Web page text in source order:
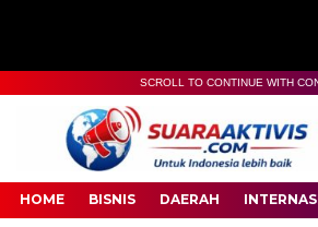
00:00
SCROLL TO CONTINUE WITH
HOME BISNIS DAERAH